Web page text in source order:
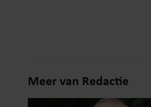
Meer van Redactie